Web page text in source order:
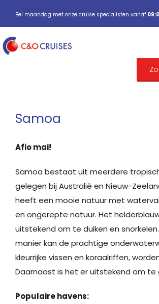
Bel maandag met onze cruise specialisten vanaf
Samoa
Afio mai!
Samoa bestaat uit meerdere
gelegen bij Australië en Nieuw-
heeft een mooie natuur met
en ongerepte natuur. Het
uitstekend om te duiken en
manier kan de prachtige
kleurrijke vissen en koraalriffen,
Daarnaast is het er uitstekend om te
Populaire havens: